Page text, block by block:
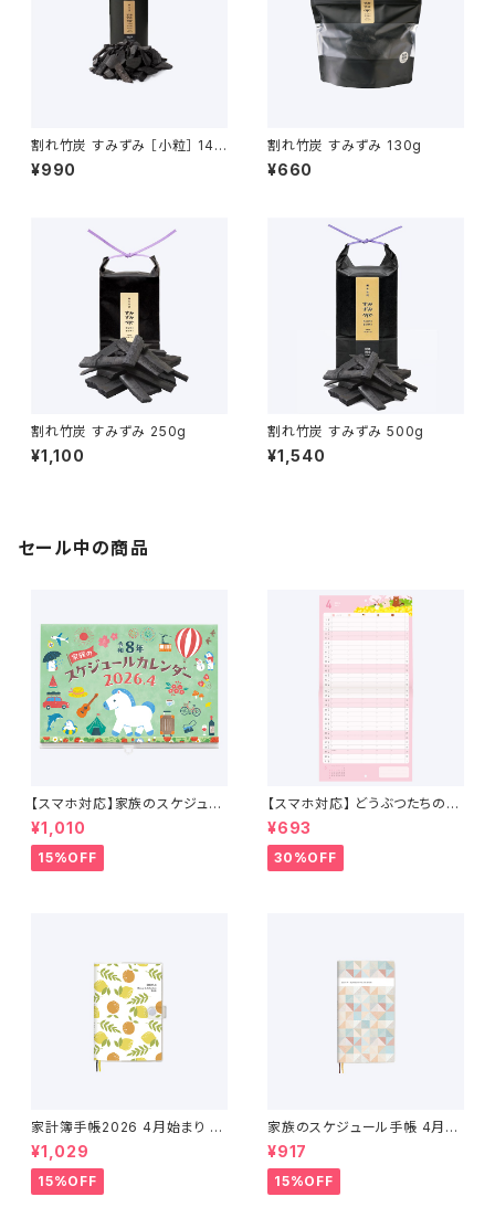
割れ竹炭 すみずみ ［小粒］ 140
g
¥990
割れ竹炭 すみずみ 130g
¥660
割れ竹炭 すみずみ 250g
¥1,100
割れ竹炭 すみずみ 500g
¥1,540
セール中の商品
【スマホ対応】家族のスケジュー
ルカレンダー 4月始まり （2026
年4月〜2027年4月）
¥1,010
15%OFF
【スマホ対応】 どうぶつたちのス
ケジュールカレンダー 2026年
4月始まり
¥693
30%OFF
家計簿手帳2026 4月始まり （2
026年3月〜2027年4月）
¥1,029
15%OFF
家族のスケジュール手帳 4月始
まり（2026年3月〜2027年4
月）
¥917
15%OFF